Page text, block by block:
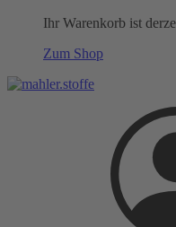
Ihr Warenkorb ist
Zum Shop